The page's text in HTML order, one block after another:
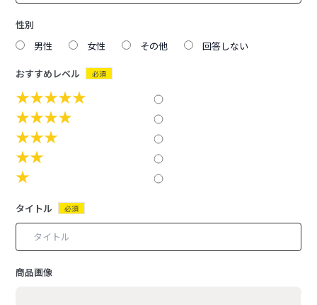
性別
男性
女性 その他 回答しない
おすすめレベル 必須
★★★★★
★★★★
★★★
★★
★
タイトル 必須
商品画像